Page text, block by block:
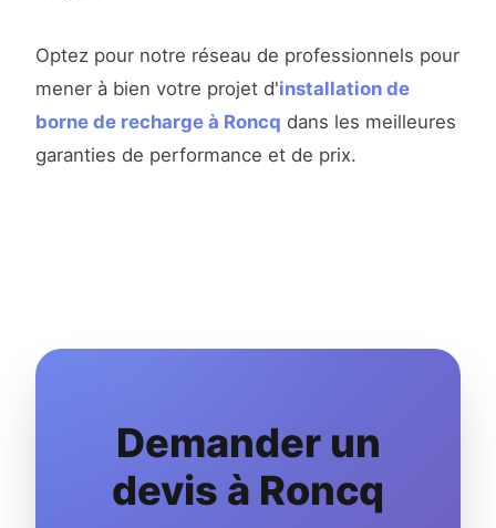
Optez pour notre réseau de professionnels pour
mener à bien votre projet d'installation de
borne de recharge à Roncq dans les meilleures
garanties de performance et de prix.
Demander un
devis à Roncq